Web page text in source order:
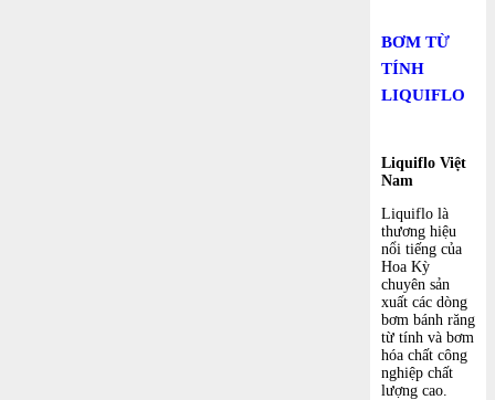
BƠM TỪ
TÍNH
LIQUIFLO
Liquiflo Việt
Nam
Liquiflo là
thương hiệu
nổi tiếng của
Hoa Kỳ
chuyên sản
xuất các dòng
bơm bánh răng
từ tính và bơm
hóa chất công
nghiệp chất
lượng cao.